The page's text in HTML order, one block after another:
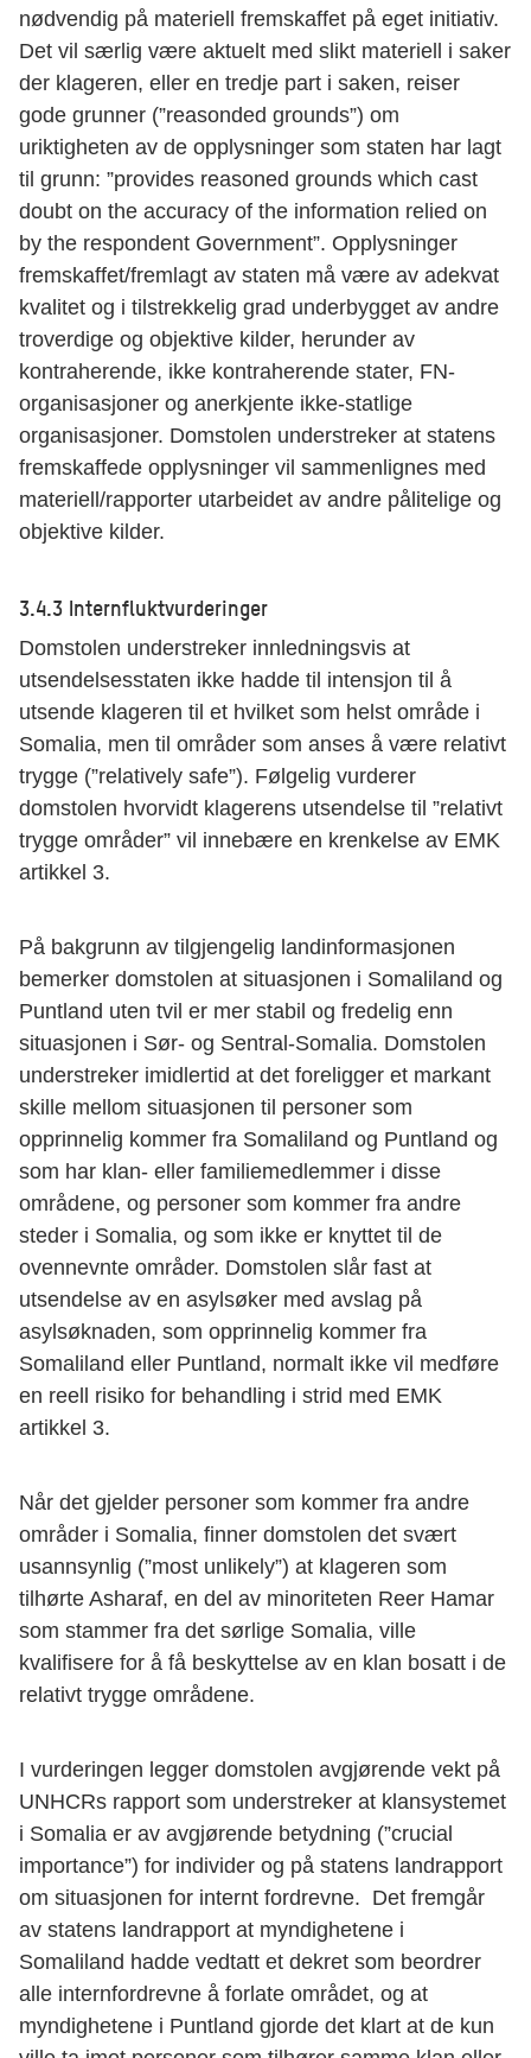
nødvendig på materiell fremskaffet på eget initiativ.
Det vil særlig være aktuelt med slikt materiell i saker
der klageren, eller en tredje part i saken, reiser
gode grunner (”reasonded grounds”) om
uriktigheten av de opplysninger som staten har lagt
til grunn: ”provides reasoned grounds which cast
doubt on the accuracy of the information relied on
by the respondent Government”. Opplysninger
fremskaffet/fremlagt av staten må være av adekvat
kvalitet og i tilstrekkelig grad underbygget av andre
troverdige og objektive kilder, herunder av
kontraherende, ikke kontraherende stater, FN-
organisasjoner og anerkjente ikke-statlige
organisasjoner. Domstolen understreker at statens
fremskaffede opplysninger vil sammenlignes med
materiell/rapporter utarbeidet av andre pålitelige og
objektive kilder.
3.4.3 Internfluktvurderinger
Domstolen understreker innledningsvis at
utsendelsesstaten ikke hadde til intensjon til å
utsende klageren til et hvilket som helst område i
Somalia, men til områder som anses å være relativt
trygge (”relatively safe”). Følgelig vurderer
domstolen hvorvidt klagerens utsendelse til ”relativt
trygge områder” vil innebære en krenkelse av EMK
artikkel 3.
På bakgrunn av tilgjengelig landinformasjonen
bemerker domstolen at situasjonen i Somaliland og
Puntland uten tvil er mer stabil og fredelig enn
situasjonen i Sør- og Sentral-Somalia. Domstolen
understreker imidlertid at det foreligger et markant
skille mellom situasjonen til personer som
opprinnelig kommer fra Somaliland og Puntland og
som har klan- eller familiemedlemmer i disse
områdene, og personer som kommer fra andre
steder i Somalia, og som ikke er knyttet til de
ovennevnte områder. Domstolen slår fast at
utsendelse av en asylsøker med avslag på
asylsøknaden, som opprinnelig kommer fra
Somaliland eller Puntland, normalt ikke vil medføre
en reell risiko for behandling i strid med EMK
artikkel 3.
Når det gjelder personer som kommer fra andre
områder i Somalia, finner domstolen det svært
usannsynlig (”most unlikely”) at klageren som
tilhørte Asharaf, en del av minoriteten Reer Hamar
som stammer fra det sørlige Somalia, ville
kvalifisere for å få beskyttelse av en klan bosatt i de
relativt trygge områdene.
I vurderingen legger domstolen avgjørende vekt på
UNHCRs rapport som understreker at klansystemet
i Somalia er av avgjørende betydning (”crucial
importance”) for individer og på statens landrapport
om situasjonen for internt fordrevne. Det fremgår
av statens landrapport at myndighetene i
Somaliland hadde vedtatt et dekret som beordrer
alle internfordrevne å forlate området, og at
myndighetene i Puntland gjorde det klart at de kun